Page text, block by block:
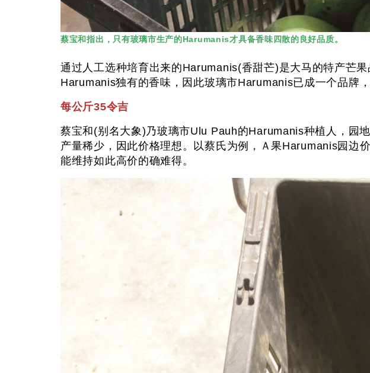
蔡宝和指出，只有玻璃市生产的Harumanis才具备香味四散的良好品质。
通过人工选种培育出来的Harumanis(香甜芒)是大马的特产芒
Harumanis独有的香味，因此玻璃市Harumanis已成一个品牌
每公斤35令吉
蔡宝和(别名大象)乃玻璃市Ulu Pauh的Harumanis种植人，园
产量稀少，因此价格理想。以蔡氏为例，Ａ果Harumanis园边
能维持如此高价的确难得。